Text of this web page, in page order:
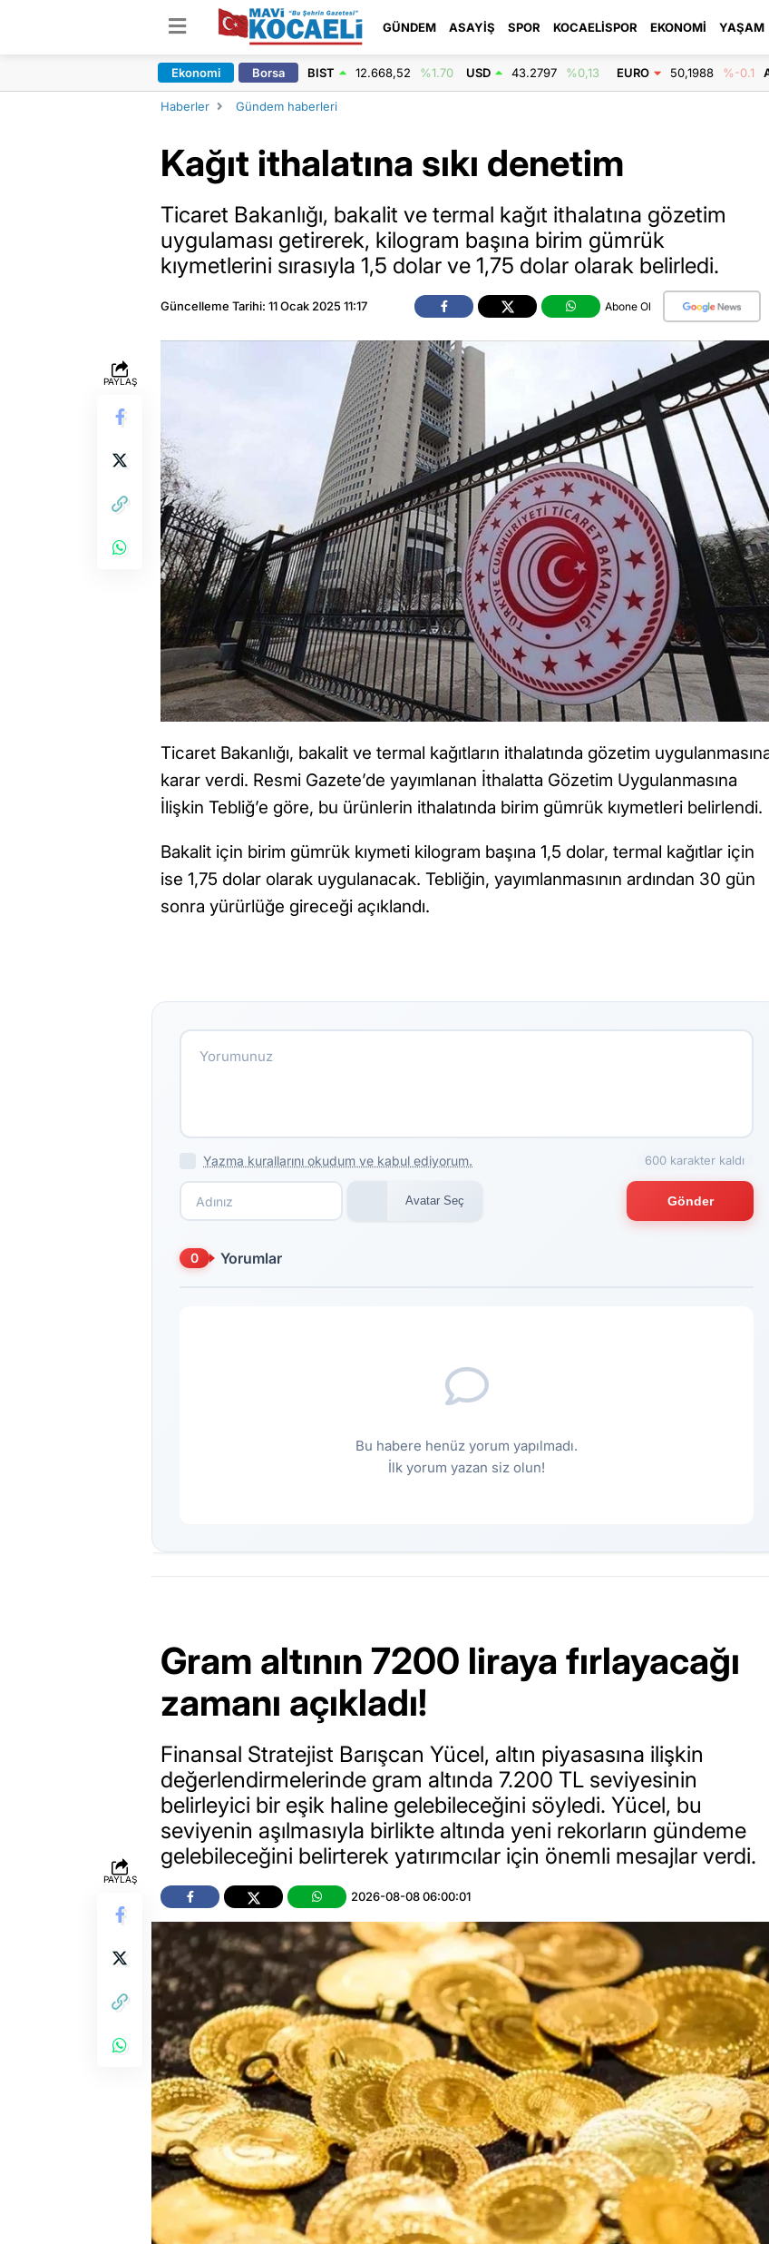
GÜNDEM ASAYIŞ SPOR KOCAELISPOR EKONOMI YAŞAM
Ekonomi Borsa BIST 12.668,52 %1.70 USD 43.2797 %0,13 EURO 50,1988 %-0.1
Haberler Gündem haberleri
PAYLAŞ
Kağıt ithalatına sıkı denetim
Ticaret Bakanlığı, bakalit ve termal kağıt ithalatına gözetim
uygulaması getirerek, kilogram başına birim gümrük
kıymetlerini sırasıyla 1,5 dolar ve 1,75 dolar olarak belirledi.
Güncelleme Tarihi: 11 Ocak 2025 11:17 Abone Ol
Ticaret Bakanlığı, bakalit ve termal kağıtların ithalatında gözetim
karar verdi. Resmi Gazete’de yayımlanan İthalatta Gözetim Uygulanmasına
İlişkin Tebliğ’e göre, bu ürünlerin ithalatında birim gümrük kıymetleri belirlendi.
Bakalit için birim gümrük kıymeti kilogram başına 1,5 dolar, termal kağıtlar için
ise 1,75 dolar olarak uygulanacak. Tebliğin, yayımlanmasının ardından 30 gün
sonra yürürlüğe gireceği açıklandı.
Yazma kurallarını okudum ve kabul ediyorum. 600 karakter kaldı
Avatar Seç Gönder
0 Yorumlar
Bu habere henüz yorum yapılmadı.
İlk yorum yazan siz olun!
PAYLAŞ
Gram altının 7200 liraya fırlayacağı
zamanı açıkladı!
Finansal Stratejist Barışcan Yücel, altın piyasasına ilişkin
değerlendirmelerinde gram altında 7.200 TL seviyesinin
belirleyici bir eşik haline gelebileceğini söyledi. Yücel, bu
seviyenin aşılmasıyla birlikte altında yeni rekorların gündeme
gelebileceğini belirterek yatırımcılar için önemli mesajlar verdi.
2026-08-08 06:00:01